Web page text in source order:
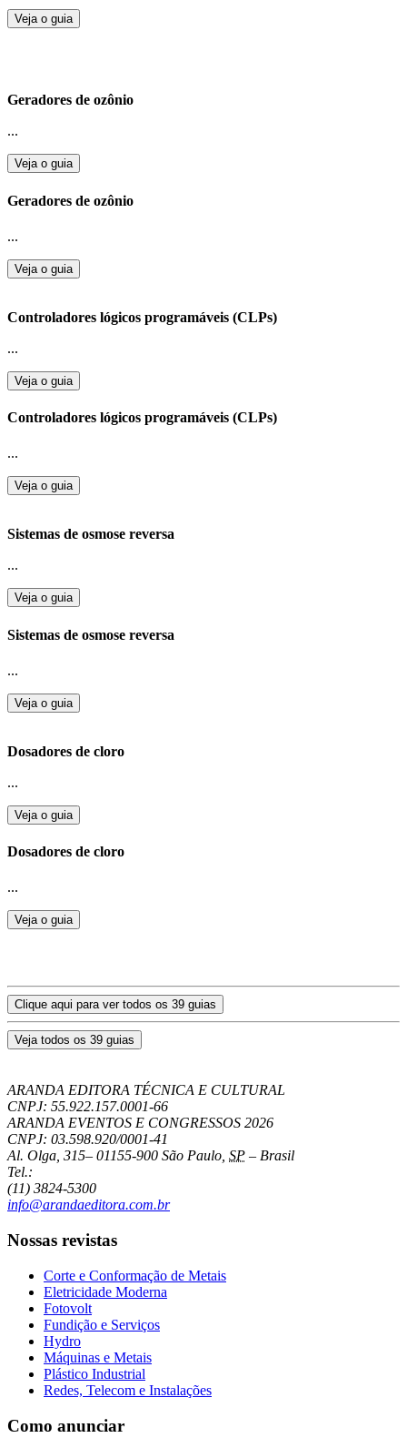
Veja o guia
Geradores de ozônio
...
Veja o guia
Geradores de ozônio
...
Veja o guia
Controladores lógicos programáveis (CLPs)
...
Veja o guia
Controladores lógicos programáveis (CLPs)
...
Veja o guia
Sistemas de osmose reversa
...
Veja o guia
Sistemas de osmose reversa
...
Veja o guia
Dosadores de cloro
...
Veja o guia
Dosadores de cloro
...
Veja o guia
Clique aqui para ver todos os 39 guias
Veja todos os 39 guias
ARANDA EDITORA TÉCNICA E CULTURAL
CNPJ: 55.922.157.0001-66
ARANDA EVENTOS E CONGRESSOS 2026
CNPJ: 03.598.920/0001-41
Al. Olga, 315– 01155-900 São Paulo SP – Brasil
Tel.:
(11) 3824-5300
info@arandaeditora.com.br
Nossas revistas
Corte e Conformação de Metais
Eletricidade Moderna
Fotovolt
Fundição e Serviços
Hydro
Máquinas e Metais
Plástico Industrial
Redes, Telecom e Instalações
Como anunciar